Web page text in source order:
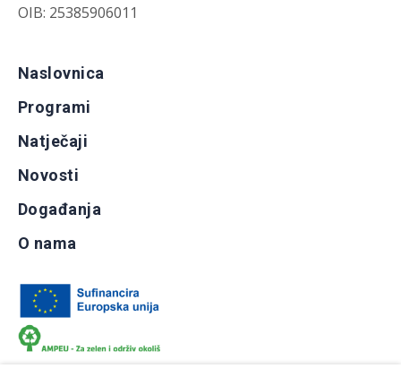
OIB: 25385906011
Naslovnica
Programi
Natječaji
Novosti
Događanja
O nama